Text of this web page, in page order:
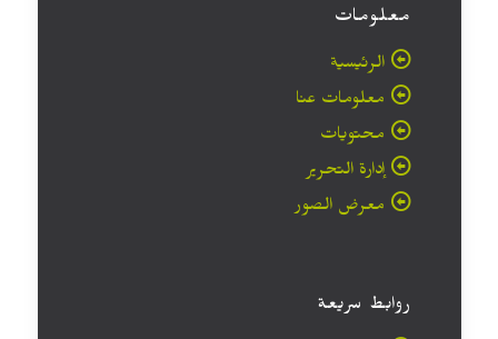
معلومات
الرئيسية
معلومات عنا
محتويات
إدارة التحرير
معرض الصور
روابط سريعة